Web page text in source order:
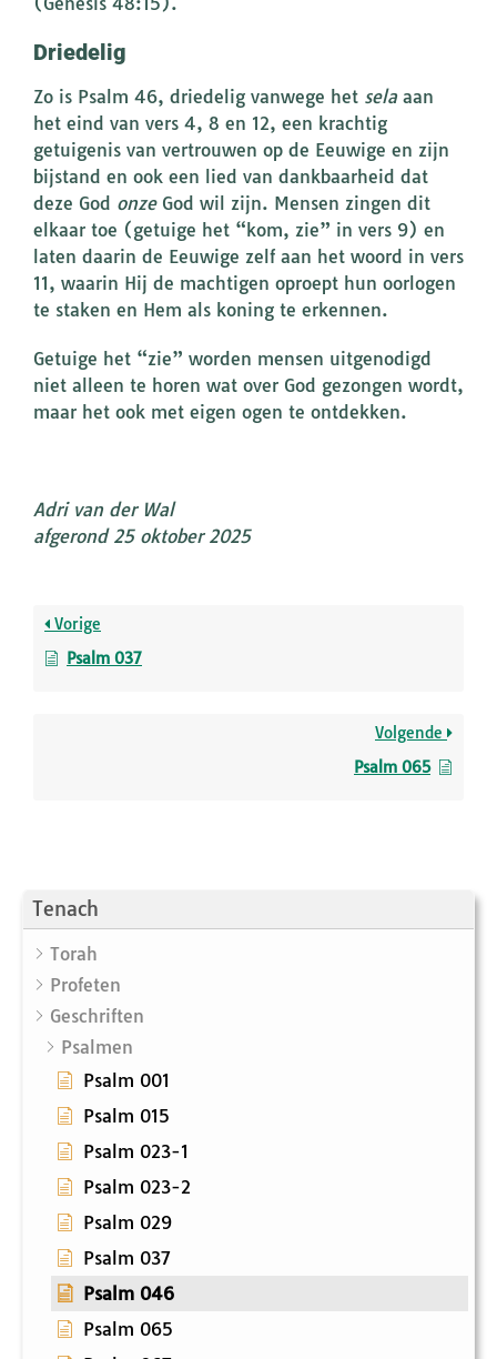
Tenach
Torah
Profeten
Geschriften
Psalmen
Psalm 001
Psalm 015
Psalm 023-1
Psalm 023-2
Psalm 029
Psalm 037
Psalm 046
Psalm 065
Driedelig
Zo is Psalm 46, driedelig vanwege het sela aan
het eind van vers 4, 8 en 12, een krachtig
getuigenis van vertrouwen op de Eeuwige en zijn
bijstand en ook een lied van dankbaarheid dat
deze God onzeGod wil zijn. Mensen zingen dit
elkaar toe (getuige het “kom, zie” in vers 9) en
laten daarin de Eeuwige zelf aan het woord in vers
11, waarin Hij de machtigen oproept hun oorlogen
te staken en Hem als koning te erkennen.
Getuige het “zie” worden mensen uitgenodigd
niet alleen te horen wat over God gezongen wordt,
maar het ook met eigen ogen te ontdekken.
Adri van der Wal
afgerond 25 oktober 2025
Vorige
Psalm 037
Volgende
Psalm 065